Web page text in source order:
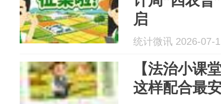
启
统计微讯 2026-07-
【法治小课
这样配合最